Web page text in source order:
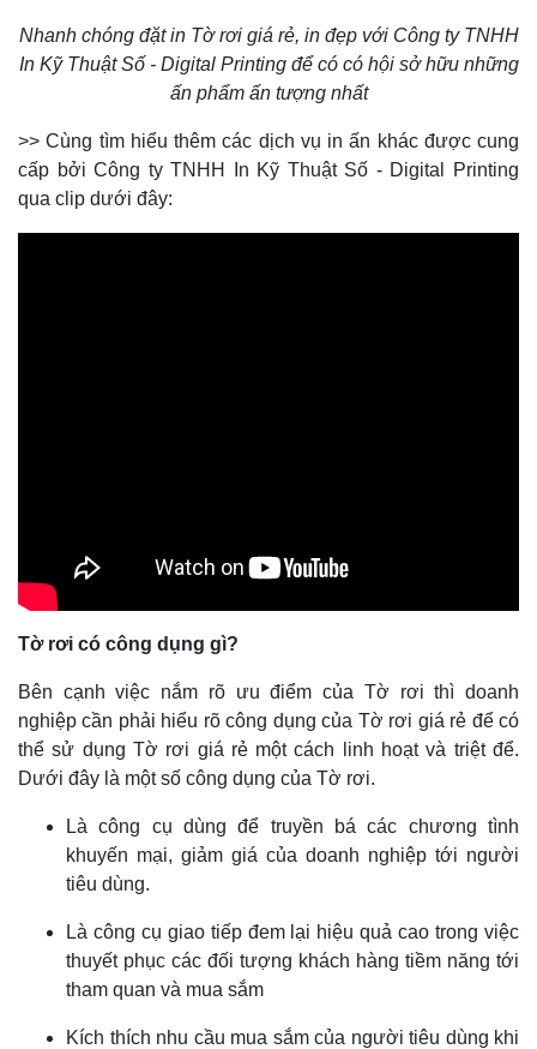
Nhanh chóng đặt in Tờ rơi giá rẻ, in đẹp với Công ty TNHH
In Kỹ Thuật Số - Digital Printing để có có hội sở hữu những
ấn phẩm ấn tượng nhất
>> Cùng tìm hiểu thêm các dịch vụ in ấn khác được cung
cấp bởi Công ty TNHH In Kỹ Thuật Số - Digital Printing
qua clip dưới đây:
Tờ rơi có công dụng gì?
Bên cạnh việc nắm rõ ưu điểm của Tờ rơi thì doanh
nghiệp cần phải hiểu rõ công dụng của Tờ rơi giá rẻ để có
thể sử dụng Tờ rơi giá rẻ một cách linh hoạt và triệt để.
Dưới đây là một số công dụng của Tờ rơi.
Là công cụ dùng để truyền bá các chương tình
khuyến mại, giảm giá của doanh nghiệp tới người
tiêu dùng.
Là công cụ giao tiếp đem lại hiệu quả cao trong việc
thuyết phục các đối tượng khách hàng tiềm năng tới
tham quan và mua sắm
Kích thích nhu cầu mua sắm của người tiêu dùng khi